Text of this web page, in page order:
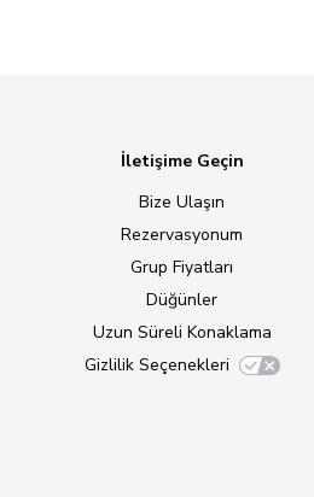
İletişime Geçin
Bize Ulaşın
Rezervasyonum
Grup Fiyatları
Düğünler
Uzun Süreli Konaklama
Gizlilik Seçenekleri